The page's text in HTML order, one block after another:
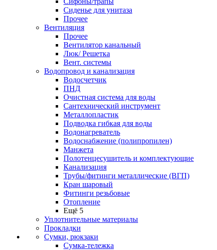
Сиденье для унитаза
Прочее
Вентиляция
Прочее
Вентилятор канальный
Люк/ Решетка
Вент. системы
Водопровод и канализация
Водосчетчик
ПНД
Очистная система для воды
Сантехнический инструмент
Металлопластик
Подводка гибкая для воды
Водонагреватель
Водоснабжение (полипропилен)
Манжета
Полотенцесушитель и комплектующие
Канализация
Трубы/фитинги металлические (ВГП)
Кран шаровый
Фитинги резьбовые
Отопление
Ещё 5
Уплотнительные материалы
Прокладки
Сумки, рюкзаки
Сумка-тележка